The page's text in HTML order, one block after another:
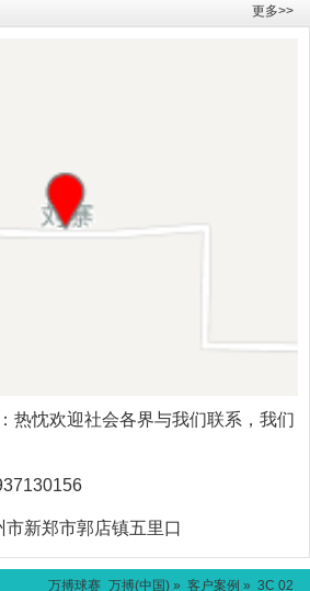
更多>>
：热忱欢迎社会各界与我们联系，我们
市新郑市郭店镇五里口
万搏球赛_万搏(中国) » 客户案例 » 3C 02